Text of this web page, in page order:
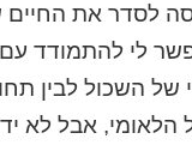
לסדר את
לי להתמודד עם
של השכול לבין
אבל לא